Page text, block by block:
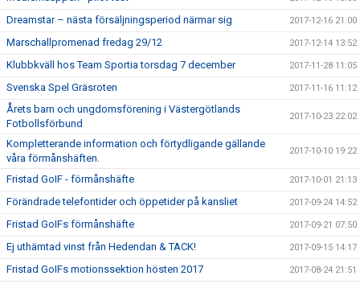
Dreamstar – nästa försäljningsperiod närmar sig 2017-12-16 21:00
Marschallpromenad fredag 29/12 2017-12-14 13:52
Klubbkväll hos Team Sportia torsdag 7 december 2017-11-28 11:05
Svenska Spel Gräsroten 2017-11-16 11:12
Årets barn och ungdomsförening i Västergötlands
Fotbollsförbund
2017-10-23 22:02
Kompletterande information och förtydligande gällande
våra förmånshäften.
2017-10-10 19:22
Fristad GoIF - förmånshäfte 2017-10-01 21:13
Förändrade telefontider och öppetider på kansliet 2017-09-24 14:52
Fristad GoIFs förmånshäfte 2017-09-21 07:50
Ej uthämtad vinst från Hedendan & TACK! 2017-09-15 14:17
Fristad GoIFs motionssektion hösten 2017 2017-08-24 21:51